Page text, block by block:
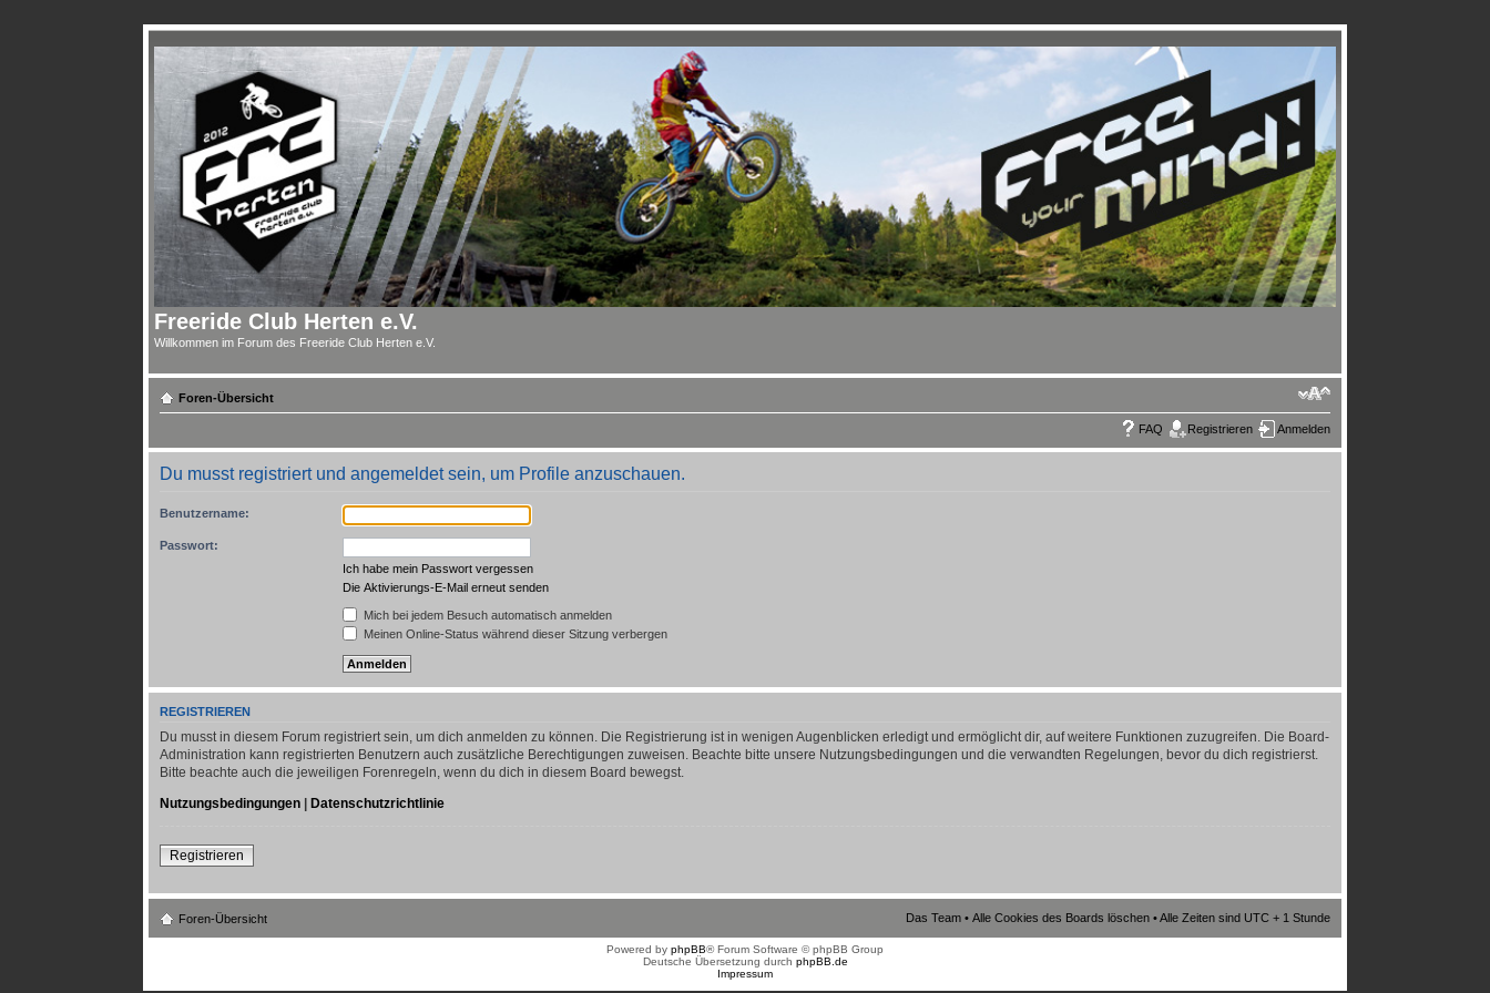
Freeride Club Herten e.V.
Willkommen im Forum des Freeride Club Herten e.V.
Foren-Übersicht
FAQ Registrieren Anmelden
Du musst registriert und angemeldet sein, um Profile anzuschauen.
Benutzername:
Passwort:
Ich habe mein Passwort vergessen
Die Aktivierungs-E-Mail erneut senden
Mich bei jedem Besuch automatisch anmelden
Meinen Online-Status während dieser Sitzung verbergen
REGISTRIEREN
Du musst in diesem Forum registriert sein, um dich anmelden zu können. Die Registrierung ist in wenigen Augenblicken erledigt und ermöglicht dir, auf weitere Funktionen zuzugreifen. Die Board-
Administration kann registrierten Benutzern auch zusätzliche Berechtigungen zuweisen. Beachte bitte unsere Nutzungsbedingungen und die verwandten Regelungen, bevor du dich registrierst.
Bitte beachte auch die jeweiligen Forenregeln, wenn du dich in diesem Board bewegst.
Nutzungsbedingungen
Datenschutzrichtlinie
Registrieren
Foren-Übersicht Das Team• Alle Cookies des Boards löschen• Alle Zeiten sind UTC + 1 Stunde
Powered by phpBB® Forum Software © phpBB Group
Deutsche Übersetzung durch phpBB.de
Impressum